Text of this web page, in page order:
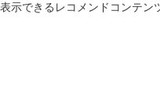
表示できるレコメンドコンテン